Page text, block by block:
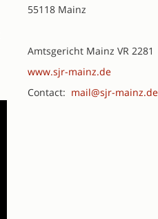
55118 Mainz
Amtsgericht Mainz VR 2281
www.sjr-mainz.de
Contact: mail@sjr-mainz.de